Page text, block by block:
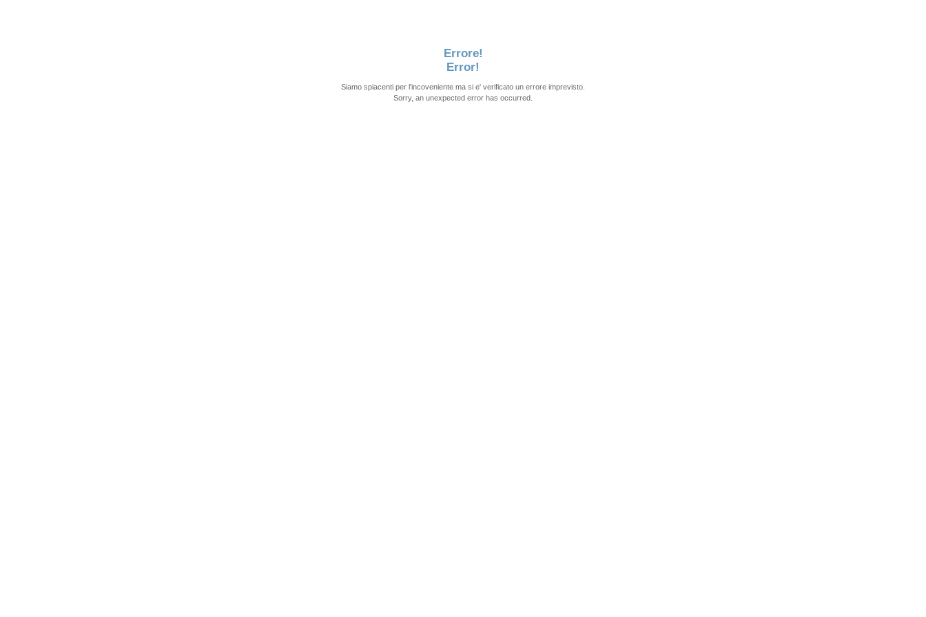
Errore!
Error!
Siamo spiacenti per l'incoveniente ma si e' verificato un errore imprevisto.
Sorry, an unexpected error has occurred.